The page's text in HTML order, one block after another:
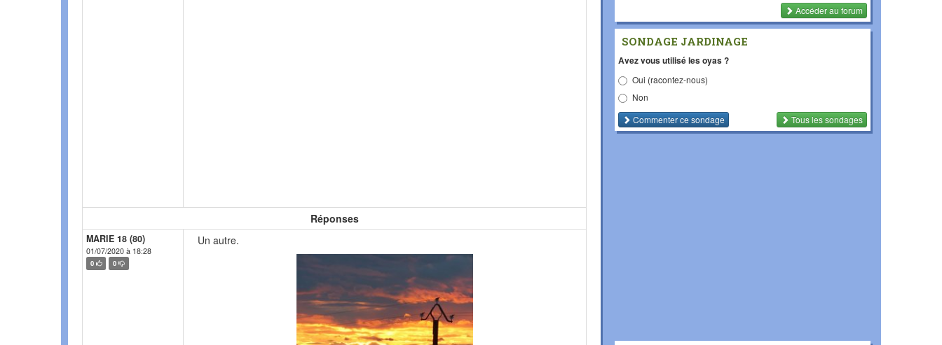
Réponses
MARIE 18 (80)
01/07/2020 à 18:28
0 0
Un autre.
Accéder au forum
SONDAGE JARDINAGE
Avez vous utilisé les oyas ?
Oui (racontez-nous)
Non
Commenterce sondage Tous les sondages